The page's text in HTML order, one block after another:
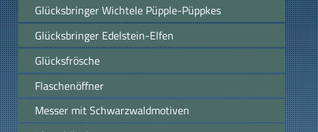
Glücksbringer Wichtele Püpple-Püppkes
Glücksbringer Edelstein-Elfen
Glücksfrösche
Flaschenöffner
Messer mit Schwarzwaldmotiven